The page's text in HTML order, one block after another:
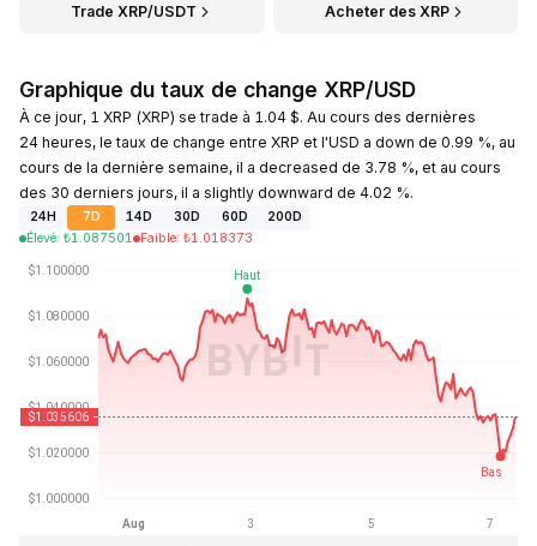
Trade XRP/USDT Acheter des XRP
Graphique du taux de change XRP/USD
À ce jour, 1 XRP (XRP) se trade à 1.04 $. Au cours des dernières
24 heures, le taux de change entre XRP et l'USD a down de 0.99 %, au
cours de la dernière semaine, il a decreased de 3.78 %, et au cours
des 30 derniers jours, il a slightly downward de 4.02 %.
24H 7D 14D 30D 60D
200D
Élevé: ₺1.087501 Faible: ₺1.018373
Plus haut niveau historique